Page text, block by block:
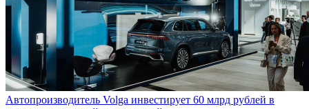
Автопроизводитель Volga инвестирует 60 млрд рублей в